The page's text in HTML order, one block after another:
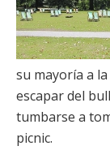
su mayoría a
escapar del
tumbarse a
picnic.